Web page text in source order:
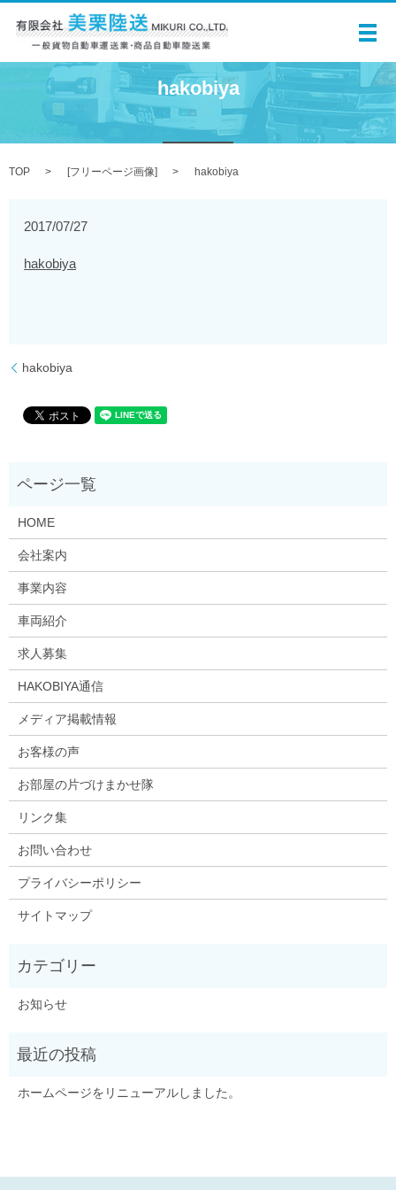
メ
hakobiya
TOP [フリーページ画像] hakobiya
2017/07/27
hakobiya
hakobiya
HOME
会社案内
事業内容
車両紹介
求人募集
HAKOBIYA通信
メディア掲載情報
お客様の声
お部屋の片づけまかせ隊
リンク集
お問い合わせ
プライバシーポリシー
サイトマップ
お知らせ
ホームページをリニューアルしました。